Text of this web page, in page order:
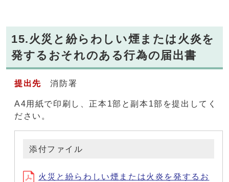
15.火災と紛らわしい煙または火炎を
発するおそれのある行為の届出書
提出先消防署
A4用紙で印刷し、正本1部と副本1部を提出してく
ださい。
添付ファイル
火災と紛らわしい煙または火炎を発するお